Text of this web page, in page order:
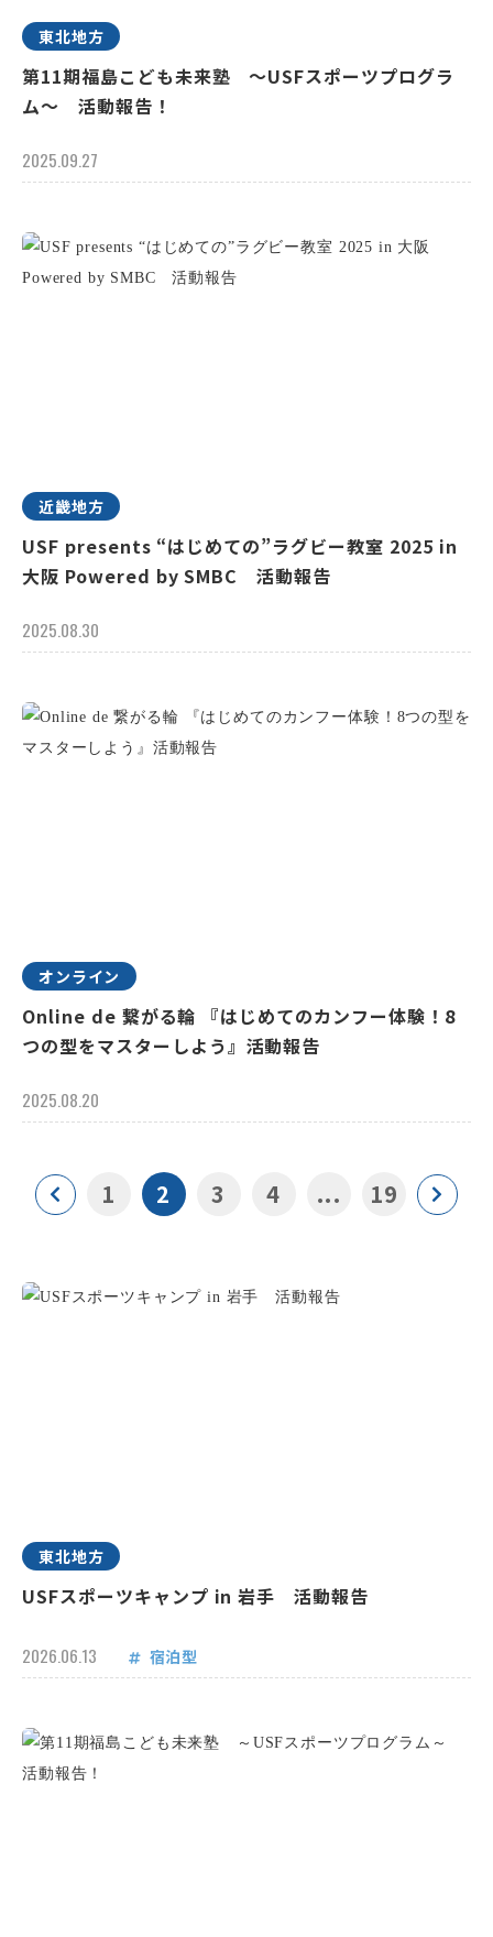
東北地方
第11期福島こども未来塾 ～USFスポーツプログラ
ム～ 活動報告！
2025.09.27
近畿地方
USF presents “はじめての”ラグビー教室 2025 in
大阪 Powered by SMBC 活動報告
2025.08.30
オンライン
Online de 繋がる輪 『はじめてのカンフー体験！8
つの型をマスターしよう』活動報告
2025.08.20
1 2 3 4 ... 19
東北地方
USFスポーツキャンプ in 岩手 活動報告
2026.06.13 宿泊型